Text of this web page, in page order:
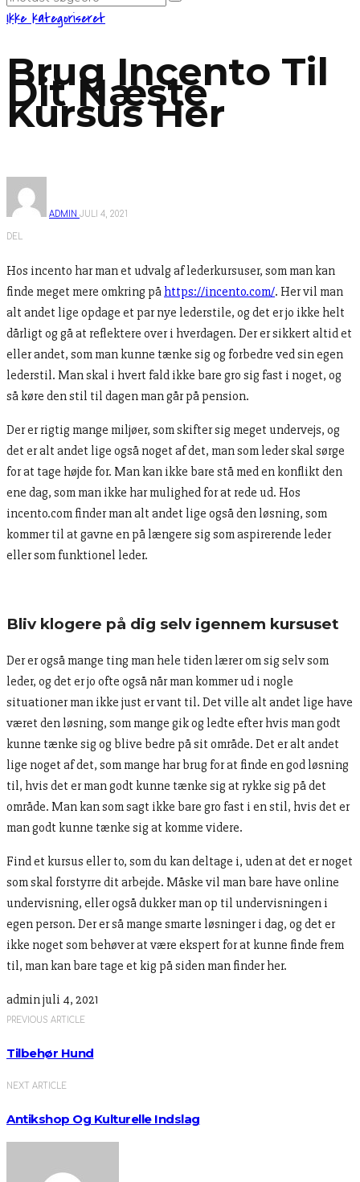
Ikke kategoriseret
Brug Incento Til
Dit Næste
Kursus Her
ADMIN JULI 4, 2021
DEL
Hos incento har man et udvalg af lederkursuser, som man kan
finde meget mere omkring på https://incento.com/. Her vil man
alt andet lige opdage et par nye lederstile, og det er jo ikke helt
dårligt og gå at reflektere over i hverdagen. Der er sikkert altid et
eller andet, som man kunne tænke sig og forbedre ved sin egen
lederstil. Man skal i hvert fald ikke bare gro sig fast i noget, og
så køre den stil til dagen man går på pension.
Der er rigtig mange miljøer, som skifter sig meget undervejs, og
det er alt andet lige også noget af det, man som leder skal sørge
for at tage højde for. Man kan ikke bare stå med en konflikt den
ene dag, som man ikke har mulighed for at rede ud. Hos
incento.com finder man alt andet lige også den løsning, som
kommer til at gavne en på længere sig som aspirerende leder
eller som funktionel leder.
Bliv klogere på dig selv igennem kursuset
Der er også mange ting man hele tiden lærer om sig selv som
leder, og det er jo ofte også når man kommer ud i nogle
situationer man ikke just er vant til. Det ville alt andet lige have
været den løsning, som mange gik og ledte efter hvis man godt
kunne tænke sig og blive bedre på sit område. Det er alt andet
lige noget af det, som mange har brug for at finde en god løsning
til, hvis det er man godt kunne tænke sig at rykke sig på det
område. Man kan som sagt ikke bare gro fast i en stil, hvis det er
man godt kunne tænke sig at komme videre.
Find et kursus eller to, som du kan deltage i, uden at det er noget
som skal forstyrre dit arbejde. Måske vil man bare have online
undervisning, eller også dukker man op til undervisningen i
egen person. Der er så mange smarte løsninger i dag, og det er
ikke noget som behøver at være ekspert for at kunne finde frem
til, man kan bare tage et kig på siden man finder her.
adminjuli 4, 2021
PREVIOUS ARTICLE
Tilbehør Hund
NEXT ARTICLE
Antikshop Og Kulturelle Indslag